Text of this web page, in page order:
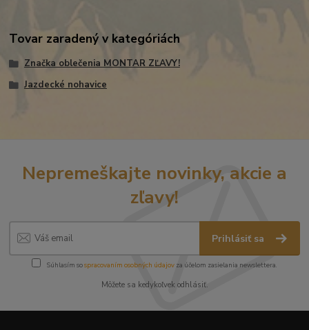
Tovar zaradený v kategóriách
Značka oblečenia MONTAR ZĽAVY!
Jazdecké nohavice
Nepremeškajte novinky, akcie a
zľavy!
Prihlásiť sa
Súhlasím sospracovaním osobných údajov za účelom zasielania newslettera.
Môžete sa kedykoľvek odhlásiť.